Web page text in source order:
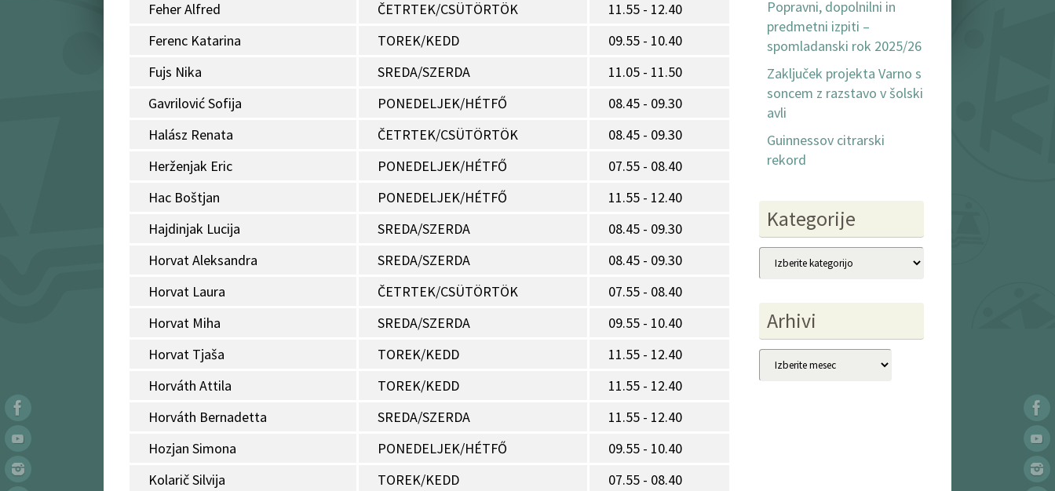
Feher Alfred
ČETRTEK/CSÜTÖRTÖK
11.55 - 12.40
Ferenc Katarina
TOREK/KEDD
09.55 - 10.40
Fujs Nika
SREDA/SZERDA
11.05 - 11.50
Gavrilović Sofija
PONEDELJEK/HÉTFŐ
08.45 - 09.30
Halász Renata
ČETRTEK/CSÜTÖRTÖK
08.45 - 09.30
Herženjak Eric
PONEDELJEK/HÉTFŐ
07.55 - 08.40
Hac Boštjan
PONEDELJEK/HÉTFŐ
11.55 - 12.40
Hajdinjak Lucija
SREDA/SZERDA
08.45 - 09.30
Horvat Aleksandra
SREDA/SZERDA
08.45 - 09.30
Horvat Laura
ČETRTEK/CSÜTÖRTÖK
07.55 - 08.40
Horvat Miha
SREDA/SZERDA
09.55 - 10.40
Horvat Tjaša
TOREK/KEDD
11.55 - 12.40
Horváth Attila
TOREK/KEDD
11.55 - 12.40
Horváth Bernadetta
SREDA/SZERDA
11.55 - 12.40
Hozjan Simona
PONEDELJEK/HÉTFŐ
09.55 - 10.40
Kolarič Silvija
TOREK/KEDD
07.55 - 08.40
Popravni, dopolnilni in
predmetni izpiti –
spomladanski rok 2025/26
Zaključek projekta Varno s
soncem z razstavo v šolski
avli
Guinnessov citrarski
rekord
Kategorije
Kategorije
Arhivi
Arhivi